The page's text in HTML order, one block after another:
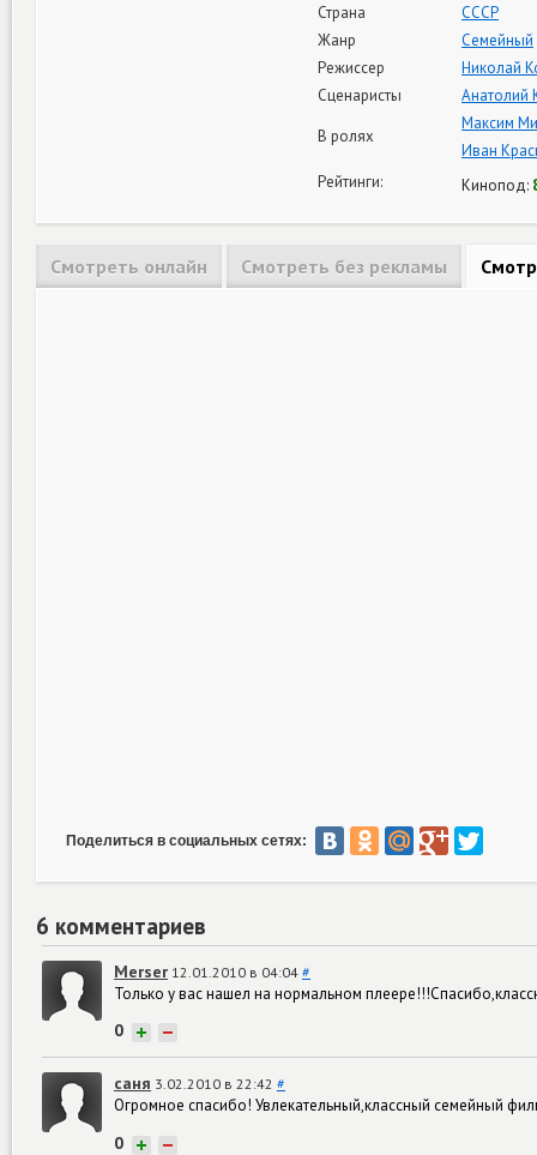
Страна
СССР
Жанр
Семейный
Режиссер
Николай
Сценаристы
Анатолий
В ролях
Максим
Иван
Рейтинги:
Кинопод:
Смотреть онлайн Смотреть без рекламы
Поделиться в социальных сетях:
6 комментариев
Merser 12.01.2010 в 04:04 #
Только у вас нашел на нормальном
0 + −
саня 3.02.2010 в 22:42 #
Огромное спасибо! Увлекательный,классный семейный
0 + −